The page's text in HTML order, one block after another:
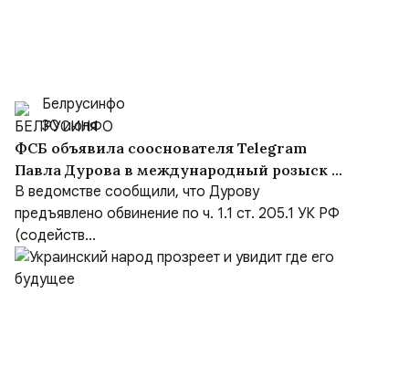
Белрусинфо
30 июля
ФСБ объявила сооснователя Telegram
Павла Дурова в международный розыск по
делу о содействии терроризму
В ведомстве сообщили, что Дурову
предъявлено обвинение по ч. 1.1 ст. 205.1 УК РФ
(содейств...